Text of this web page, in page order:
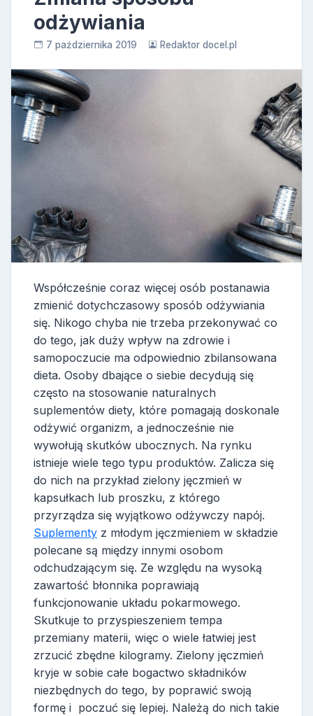
odżywiania
7 października 2019 Redaktor docel.pl
Współcześnie coraz więcej osób postanawia
zmienić dotychczasowy sposób odżywiania
się. Nikogo chyba nie trzeba przekonywać co
do tego, jak duży wpływ na zdrowie i
samopoczucie ma odpowiednio zbilansowana
dieta. Osoby dbające o siebie decydują się
często na stosowanie naturalnych
suplementów diety, które pomagają doskonale
odżywić organizm, a jednocześnie nie
wywołują skutków ubocznych. Na rynku
istnieje wiele tego typu produktów. Zalicza się
do nich na przykład zielony jęczmień w
kapsułkach lub proszku, z którego
przyrządza się wyjątkowo odżywczy napój.
Suplementy z młodym jęczmieniem w składzie
polecane są między innymi osobom
odchudzającym się. Ze względu na wysoką
zawartość błonnika poprawiają
funkcjonowanie układu pokarmowego.
Skutkuje to przyspieszeniem tempa
przemiany materii, więc o wiele łatwiej jest
zrzucić zbędne kilogramy. Zielony jęczmień
kryje w sobie całe bogactwo składników
niezbędnych do tego, by poprawić swoją
formę i poczuć się lepiej. Należą do nich takie